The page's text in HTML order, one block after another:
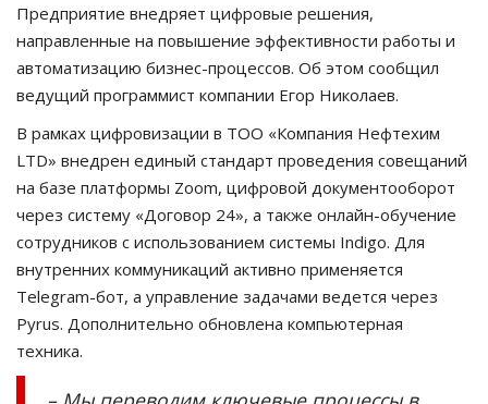
Қазақша Русский
Предприятие внедряет цифровые решения,
направленные на повышение эффективности работы и
автоматизацию бизнес-процессов. Об этом сообщил
ведущий программист компании Егор Николаев.
В рамках цифровизации в ТОО «Компания Нефтехим
LTD» внедрен единый стандарт проведения совещаний
на базе платформы Zoom, цифровой документооборот
через систему «Договор 24», а также онлайн-обучение
сотрудников с использованием системы Indigo. Для
внутренних коммуникаций активно применяется
Telegram-бот, а управление задачами ведется через
Pyrus. Дополнительно обновлена компьютерная
техника.